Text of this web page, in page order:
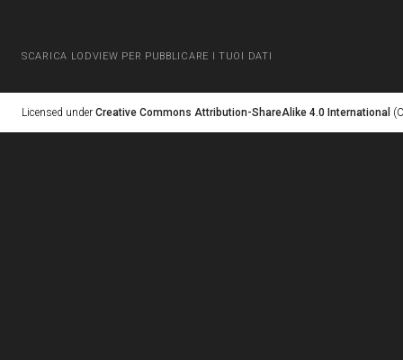
SCARICA LODVIEW PER PUBBLICARE I TUOI DATI
Licensed under Creative Commons Attribution-ShareAlike 4.0 International